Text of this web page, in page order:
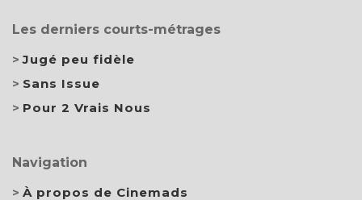
Les derniers courts-métrages
Jugé peu fidèle
Sans Issue
Pour 2 Vrais Nous
Navigation
À propos de Cinemads